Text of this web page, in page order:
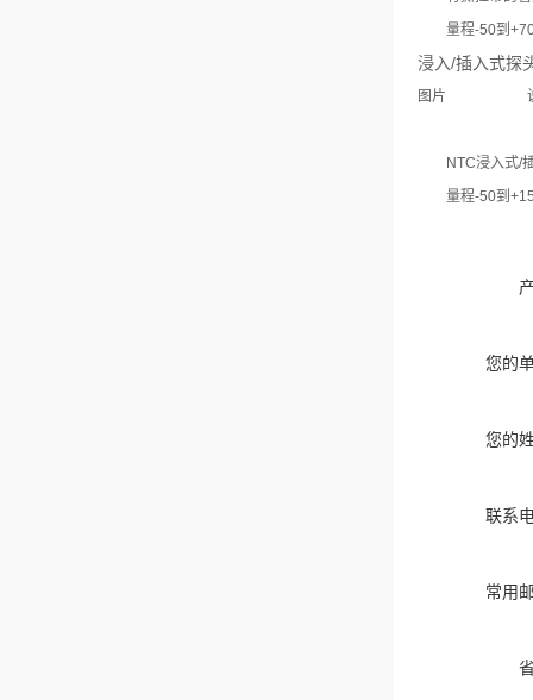
量程-50到
浸入/插入式探
图片
NTC浸入式/
量程-50到
您的
您的
联系
常用